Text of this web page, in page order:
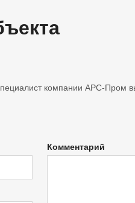
компании АРС-Пром
Комментарий